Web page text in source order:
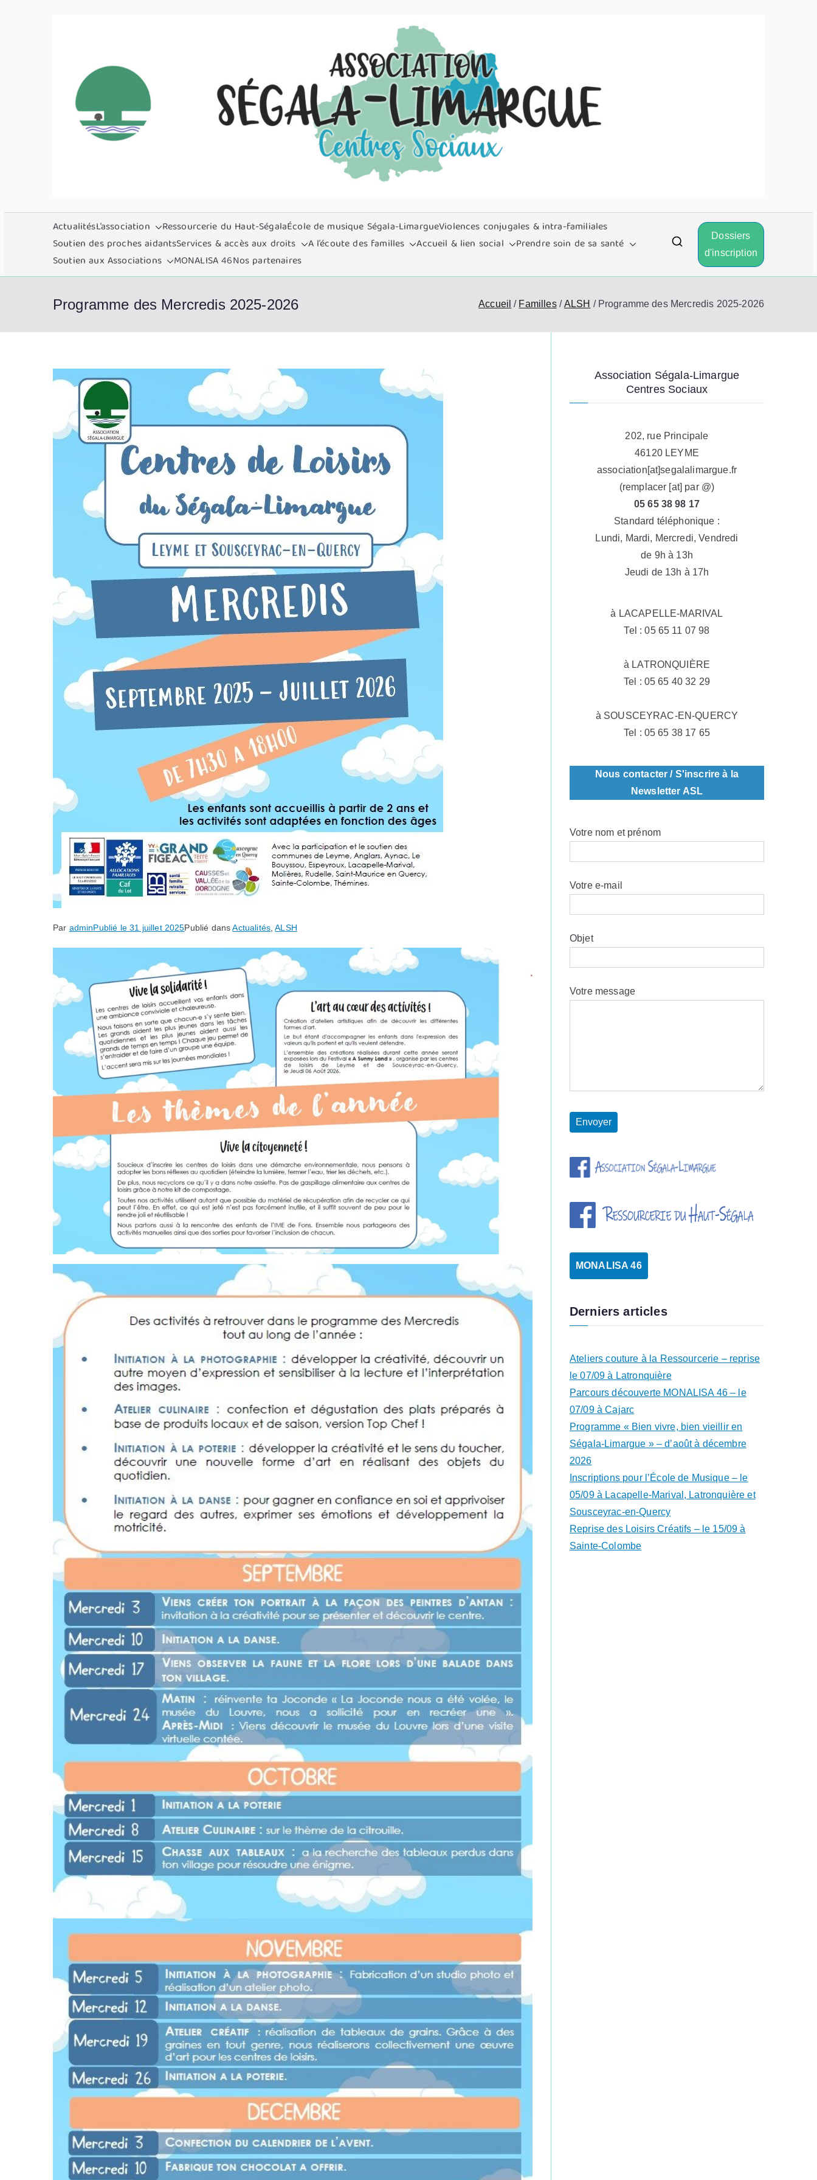
o
at
ActualitésL’association Ressourcerie du Haut-SégalaÉcole de musique Ségala-LimargueViolences conjugales & intra-familiales
Soutien des proches aidantsServices & accès aux droits A l’écoute des familles Accueil & lien social
Prendre soin de sa santé
Soutien aux Associations
MONALISA 46Nos partenaires
Dossiers
d'inscription
Programme des Mercredis 2025-2026 Accueil Familles ALSH Programme des Mercredis 2025-2026
Par adminPublié le31 juillet 2025Publié dansActualités ,ALSH
Association Ségala-Limargue
Centres Sociaux
202, rue Principale
46120 LEYME
association[at]segalalimargue.fr
(remplacer [at] par @)
05 65 38 98 17
Standard téléphonique :
Lundi, Mardi, Mercredi, Vendredi
de 9h à 13h
Jeudi de 13h à 17h
à LACAPELLE-MARIVAL
Tel : 05 65 11 07 98
à LATRONQUIÈRE
Tel : 05 65 40 32 29
à SOUSCEYRAC-EN-QUERCY
Tel : 05 65 38 17 65
Nous contacter / S'inscrire à la
Newsletter ASL
Votre nom et prénom
Votre e-mail
Objet
Votre message
MONALISA 46
Derniers articles
Ateliers couture à la Ressourcerie – reprise
le 07/09 à Latronquière
Parcours découverte MONALISA 46 – le
07/09 à Cajarc
Programme « Bien vivre, bien vieillir en
Ségala-Limargue » – d’août à décembre
2026
Inscriptions pour l’École de Musique – le
05/09 à Lacapelle-Marival, Latronquière et
Sousceyrac-en-Quercy
Reprise des Loisirs Créatifs – le 15/09 à
Sainte-Colombe